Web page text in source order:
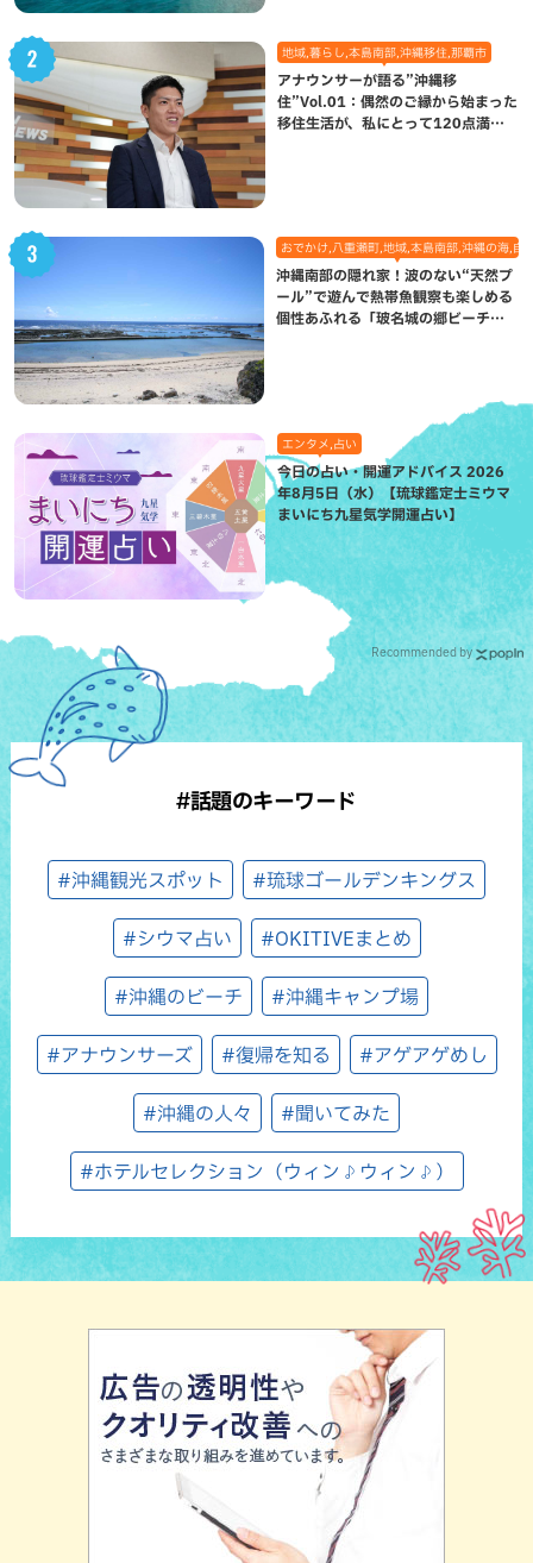
地域,暮らし,本島南部,沖縄移住,那覇市
アナウンサーが語る”沖縄移
住”Vol.01：偶然のご縁から始まった
移住生活が、私にとって120点満点
おでかけ,八重瀬町,地域,本島南部,沖縄の海,自
沖縄南部の隠れ家！波のない“天然プ
ール”で遊んで熱帯魚観察も楽しめる
個性あふれる「玻名城の郷ビーチ」
エンタメ,占い
今日の占い・開運アドバイス 2026
年8月5日（水）【琉球鑑定士ミウマ
まいにち九星気学開運占い】
Recommended by
#話題のキーワード
#沖縄観光スポット #琉球ゴールデンキングス
#シウマ占い #OKITIVEまとめ
#沖縄のビーチ #沖縄キャンプ場
#アナウンサーズ #復帰を知る #アゲアゲめし
#沖縄の人々 #聞いてみた
#ホテルセレクション（ウィン♪ウィン♪）